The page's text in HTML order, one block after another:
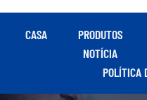
CASA PRODUTOS
NOTÍCIA
POLÍTICA